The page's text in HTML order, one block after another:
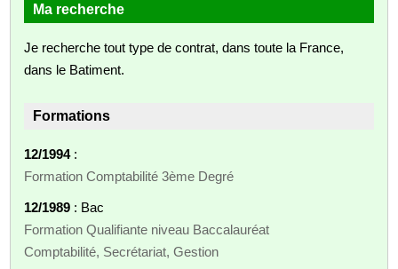
Ma recherche
Je recherche tout type de contrat, dans toute la France,
dans le Batiment.
Formations
12/1994:
Formation Comptabilité 3ème Degré
12/1989 : Bac
Formation Qualifiante niveau Baccalauréat
Comptabilité, Secrétariat, Gestion